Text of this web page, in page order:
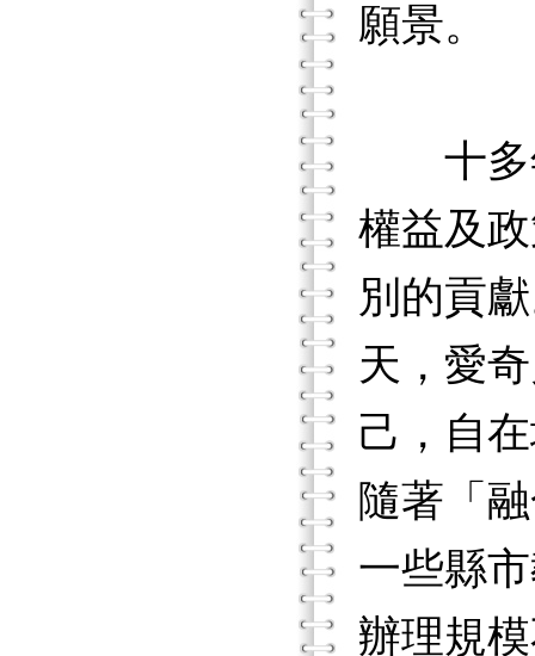
願景。
十多年
權益及
別的貢
天，愛
己，自
隨著「
一些縣
辦理規